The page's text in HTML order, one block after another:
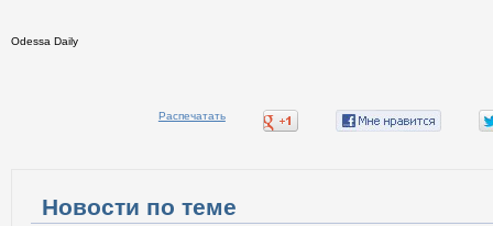
Odessa Daily
Распечатать
Новости по теме